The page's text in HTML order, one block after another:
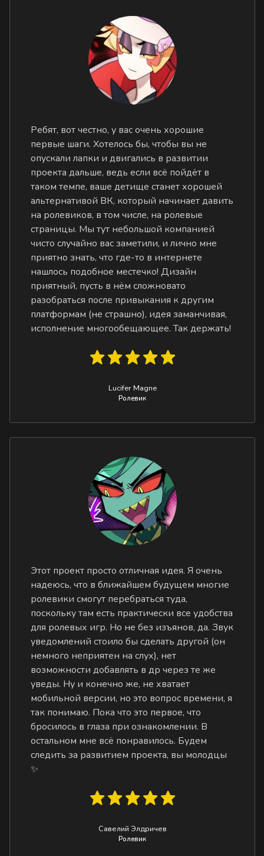
Ребят, вот честно, у вас очень хорошие
первые шаги. Хотелось бы, чтобы вы не
опускали лапки и двигались в развитии
проекта дальше, ведь если всё пойдёт в
таком темпе, ваше детище станет хорошей
альтернативой ВК, который начинает давить
на ролевиков, в том числе, на ролевые
страницы. Мы тут небольшой компанией
чисто случайно вас заметили, и лично мне
приятно знать, что где-то в интернете
нашлось подобное местечко! Дизайн
приятный, пусть в нём сложновато
разобраться после привыкания к другим
платформам (не страшно), идея заманчивая,
исполнение многообещающее. Так держать!
Lucifer Magne
Ролевик
Этот проект просто отличная идея. Я очень
надеюсь, что в ближайшем будущем многие
ролевики смогут перебраться туда,
поскольку там есть практически все удобства
для ролевых игр. Но не без изъянов, да. Звук
уведомлений стоило бы сделать другой (он
немного неприятен на слух), нет
возможности добавлять в др через те же
уведы. Ну и конечно же, не хватает
мобильной версии, но это вопрос времени, я
так понимаю. Пока что это первое, что
бросилось в глаза при ознакомлении. В
остальном мне всё понравилось. Будем
следить за развитием проекта, вы молодцы
✨
Савелий Элдричев
Ролевик